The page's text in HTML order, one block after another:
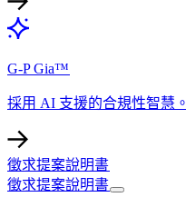
G-P Gia™​​
採用 AI 支援的合規性智慧。​​
徵求提案說明書​​
徵求提案說明書​​